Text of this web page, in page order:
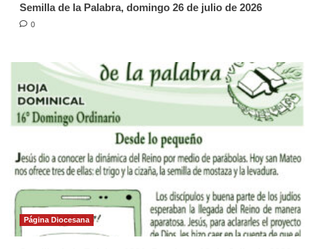
Semilla de la Palabra, domingo 26 de julio de 2026
0
Página Diocesana